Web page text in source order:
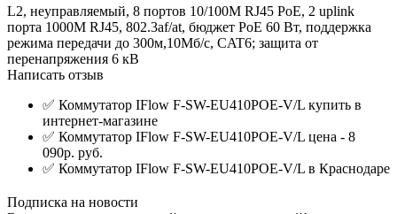
L2, неуправляемый, 8 портов 10/100M RJ45 PoE, 2 uplink
порта 1000М RJ45, 802.3af/at, бюджет PoE 60 Вт, поддержка
режима передачи до 300м,10Мб/с, CAT6; защита от
перенапряжения 6 кВ
Написать отзыв
✅ Коммутатор IFlow F-SW-EU410POE-V/L купить в
интернет-магазине
✅ Коммутатор IFlow F-SW-EU410POE-V/L цена - 8
090р. руб.
✅ Коммутатор IFlow F-SW-EU410POE-V/L в Краснодаре
Подписка на новости